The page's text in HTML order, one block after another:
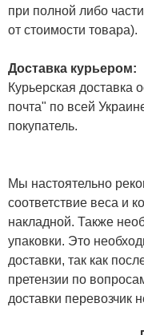
при полной либо
от стоимости товара).
Доставка курьером:
Курьерская доставка
почта" по всей
покупатель.
Мы настоятельно
соответствие веса и
накладной. Также
упаковки. Это
доставки, так как
претензии по
доставки перевозчик